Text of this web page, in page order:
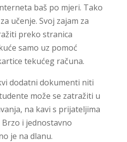
baš po mjeri. Tako
učenje. Svoj zajam za
preko stranica
samo uz pomoć
tekućeg računa.
dodatni dokumenti niti
može se zatražiti u
na kavi s prijateljima
i jednostavno
je na dlanu.